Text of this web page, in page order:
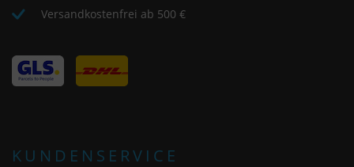
Versandkostenfrei ab 500 €
KUNDENSERVICE